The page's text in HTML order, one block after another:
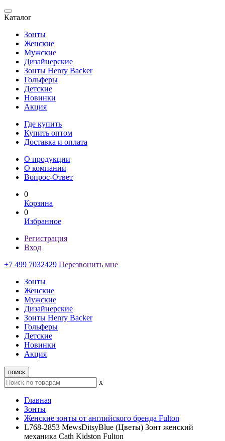
Каталог
Зонты
Женские
Мужские
Дизайнерские
Зонты Henry Backer
Гольферы
Детские
Новинки
Акция
Где купить
Купить оптом
Доставка и оплата
О продукции
О компании
Вопрос-Ответ
0
Корзина
0
Избранное
Регистрация
Вход
+7 499 7032429 Перезвонить мне
Зонты
Женские
Мужские
Дизайнерские
Зонты Henry Backer
Гольферы
Детские
Новинки
Акция
поиск
x
Главная
Зонты
Женские зонты от английского бренда Fulton
L768-2853 MewsDitsyBlue (Цветы) Зонт женский
механика Cath Kidston Fulton